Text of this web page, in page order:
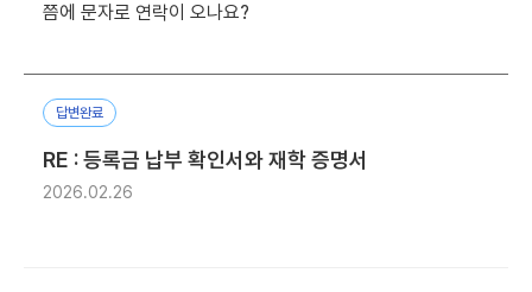
쯤에 문자로 연락이 오나요?
답변완료
RE : 등록금 납부 확인서와 재학 증명서
2026.02.26